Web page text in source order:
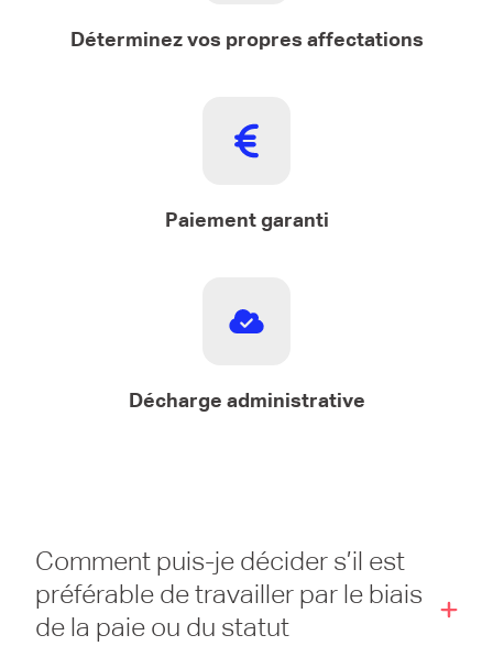
Déterminez vos propres affectations
Paiement garanti
Décharge administrative
Comment puis-je décider s’il est
préférable de travailler par le biais
de la paie ou du statut